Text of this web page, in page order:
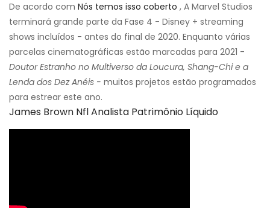
De acordo com Nós temos isso coberto , A Marvel Studios
terminará grande parte da Fase 4 - Disney + streaming
shows incluídos - antes do final de 2020. Enquanto várias
parcelas cinematográficas estão marcadas para 2021 -
Doutor Estranho no Multiverso da Loucura, Shang-Chi e a
Lenda dos Dez Anéis - muitos projetos estão programados
para estrear este ano.
James Brown Nfl Analista Patrimônio Líquido